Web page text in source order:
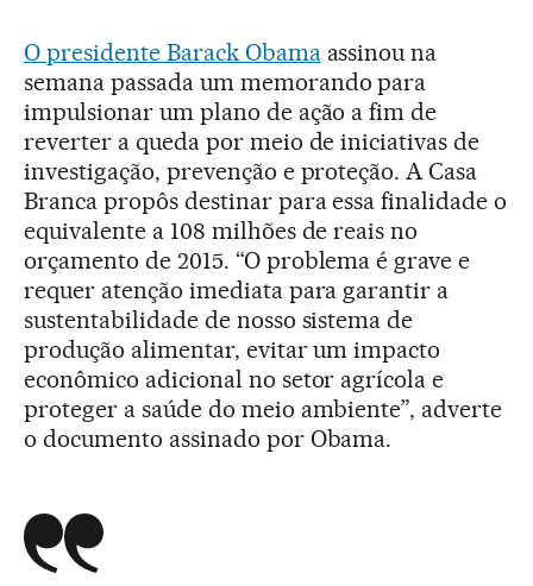
O presidente Barack Obamaassinou na
semana passada um memorando para
impulsionar um plano de ação a fim de
reverter a queda por meio de iniciativas de
investigação, prevenção e proteção. A Casa
Branca propôs destinar para essa finalidade o
equivalente a 108 milhões de reais no
orçamento de 2015. “O problema é grave e
requer atenção imediata para garantir a
sustentabilidade de nosso sistema de
produção alimentar, evitar um impacto
econômico adicional no setor agrícola e
proteger a saúde do meio ambiente”, adverte
o documento assinado por Obama.